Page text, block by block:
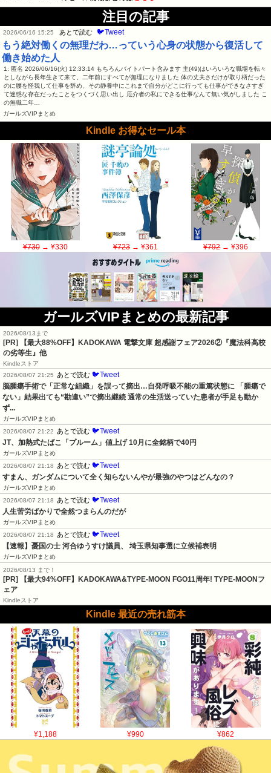
注目の記事
2026/06/16 15:25 あとで読む 🐦Tweet
もう絶対働くの無理だわ…っていう心身の状態から復活して
働き始めた人
1: 匿名 2026/06/16(火) 12:33:14 もちろんバイトパート含みます 主(49)はいろいろな職場を転々
としながら長年生きて来て、二年前にすべてが無理になりました 体の丈夫さだけが取り柄だった
のに腰を怪我して仕事を辞め、その静養中にこれまで自分がどこに行っても仕事ができなさすぎ
て迷惑な存在だったことをつくづく思い出し 厄介者の私にできる仕事なんて無い気がしました こ
の無職二年…
ガールズVIPまとめ
Kindle お得なセール本
¥730→ ¥330 ¥723→ ¥361 ¥792→ ¥396
ガールズVIPまとめの最新記事
2026/08/13まで
[PR] 【最大88%OFF】KADOKAWA 電撃文庫 超感謝フェア2026②『魔法科高校
の劣等生』他
Kindleストア
2026/08/07 21:25
あとで読む 🐦Tweet
脳腫瘍手術で「正常な組織」を誤って摘出…自発呼吸不能の重篤状態に 「腫瘍で
ない」結果出ても“勘違い”で摘出継続 通常の生活送っていた患者が手足も動か
ず...
ガールズVIPまとめ
2026/08/07 21:22
あとで読む 🐦Tweet
JT、加熱式たばこ「プルーム」値上げ 10月に全銘柄で40円
ガールズVIPまとめ
2026/08/07 21:18
あとで読む 🐦Tweet
すまん、ガンダムについて全く知らないんやが最強のやつはどんなの？
ガールズVIPまとめ
2026/08/07 21:18
あとで読む 🐦Tweet
人生苦労ばかりで全然つまらんのだが
ガールズVIPまとめ
2026/08/07 21:18
あとで読む 🐦Tweet
【速報】憂国の士 河合ゆうすけ議員、 埼玉県知事選に立候補表明
ガールズVIPまとめ
2026/08/13 まで！
[PR]
【最大94%OFF】KADOKAWA&TYPE-MOON FGO11周年! TYPE-MOONフ
ェア
Kindleストア
Kindle 最近の売れ筋本
¥1,188 ¥990 ¥862